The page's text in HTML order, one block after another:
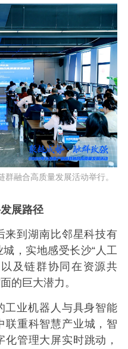
融合高质量发展活动举行。
展路径
来到湖南比邻星科技有
，实地感受长沙“人工
及链群协同在资源共
的巨大潜力。
工业机器人与具身智能
联重科智慧产业城，智
管理大屏实时跳动，